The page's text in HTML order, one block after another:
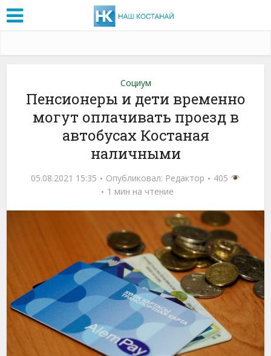
Социум
Пенсионеры и дети временно
могут оплачивать проезд в
автобусах Костаная
наличными
05.08.2021 15:35 Опубликовал: Редактор
405
1 мин на чтение